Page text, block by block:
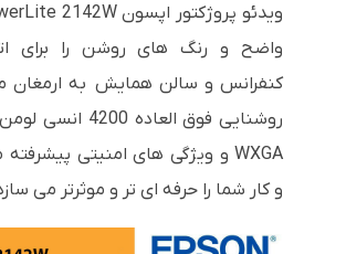
ویدئو پروژکتور اپسون2142W
واضح و رنگ های روشن را برای
کنفرانس و سالن همایش به ارمغان
روشنایی فوق العاده4200 انسی
WXGAو ویژگی های امنیتی
و کار شما را حرفه ای تر و موثرتر می